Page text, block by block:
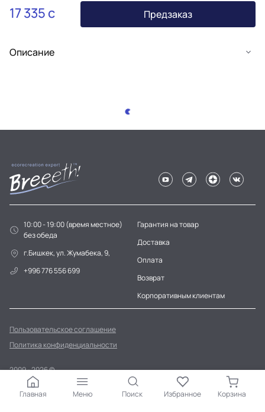
17 335 c
Предзаказ
Описание
10:00 - 19:00 (время местное)
без обеда
г.Бишкек, ул. Жумабека, 9,
+996 776 556 699
Гарантия на товар
Доставка
Оплата
Возврат
Корпоративным клиентам
Пользовательское соглашение
Политика конфиденциальности
2009 - 2026 ©
ТОО «Home Ecology Center (Хоум Иколэджи Сэнтэ)» БИН 190640023562
Главная
Меню Поиск Избранное Корзина